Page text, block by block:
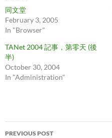
同文堂
February 3, 2005
In "Browser"
TANet 2004 記事，第零天 (後
半)
October 30, 2004
In "Administration"
Post
PREVIOUS POST